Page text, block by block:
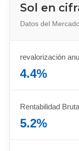
Sol en
Datos del
revalorización
4.4%
Rentabilidad
5.2%